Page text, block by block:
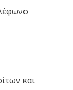
και